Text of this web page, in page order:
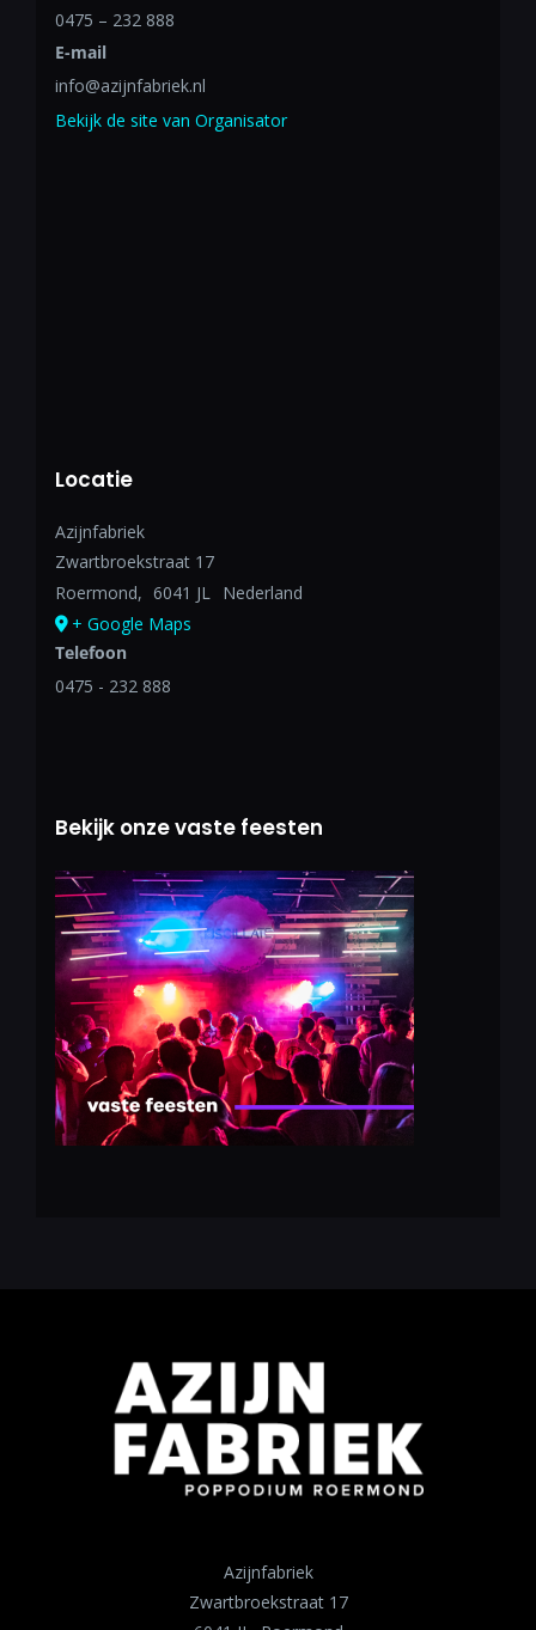
0475 – 232 888
E-mail
info@azijnfabriek.nl
Bekijk de site van Organisator
Locatie
Azijnfabriek
Zwartbroekstraat 17
Roermond, 6041 JL Nederland
+ Google Maps
Telefoon
0475 - 232 888
Bekijk onze vaste feesten
Azijnfabriek
Zwartbroekstraat 17